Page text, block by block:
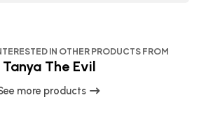
IN OTHER PRODUCTS FROM
Tanya The Evil
more products